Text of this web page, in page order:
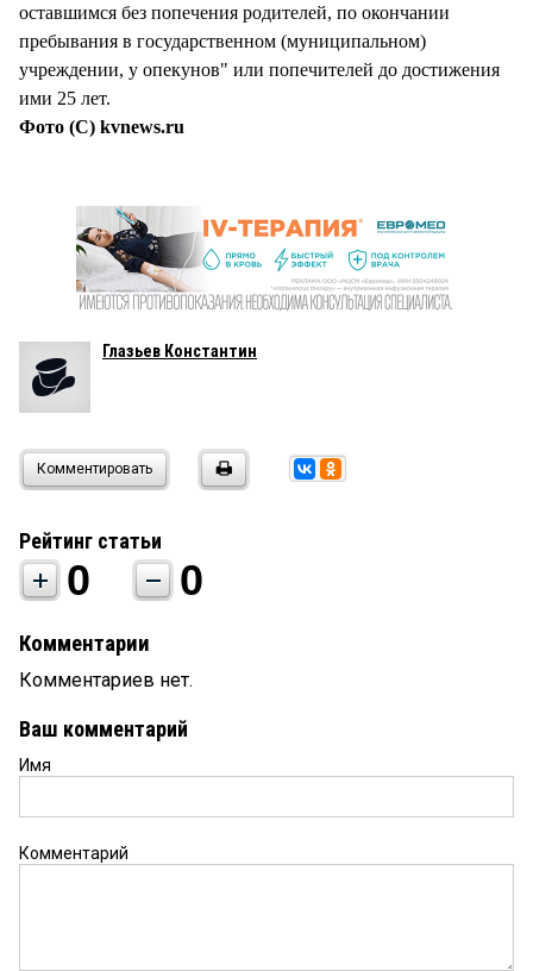
оставшимся без попечения родителей, по окончании
пребывания в государственном (муниципальном)
учреждении, у опекунов" или попечителей до достижения
ими 25 лет.
Фото (С) kvnews.ru
Глазьев Константин
Комментировать
Рейтинг статьи
0 0
Комментарии
Комментариев нет.
Ваш комментарий
Имя
Комментарий